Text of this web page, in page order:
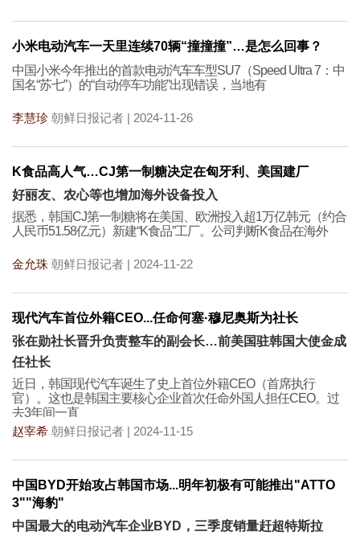
小米电动汽车一天里连续70辆“撞撞撞”…是怎么回事？
中国小米今年推出的首款电动汽车车型SU7（Speed Ultra 7：中
国名“苏七”）的“自动停车功能”出现错误，当地有
李慧珍 朝鲜日报记者 | 2024-11-26
K食品高人气…CJ第一制糖决定在匈牙利、美国建厂
好丽友、农心等也增加海外设备投入
据悉，韩国CJ第一制糖将在美国、欧洲投入超1万亿韩元（约合
人民币51.58亿元）新建“K食品”工厂。公司判断K食品在海外
金允珠 朝鲜日报记者 | 2024-11-22
现代汽车首位外籍CEO...任命何塞·穆尼奥斯为社长
张在勋社长晋升负责整车的副会长…前美国驻韩国大使金成
任社长
近日，韩国现代汽车诞生了史上首位外籍CEO（首席执行
官）。这也是韩国主要核心企业首次任命外国人担任CEO。过
去3年间一直
赵宰希 朝鲜日报记者 | 2024-11-15
中国BYD开始攻占韩国市场...明年初极有可能推出"ATTO
3""海豹"
中国最大的电动汽车企业BYD，三季度销量赶超特斯拉